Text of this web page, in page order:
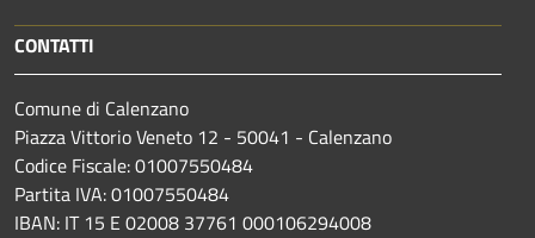
CONTATTI
Comune di Calenzano
Piazza Vittorio Veneto 12 - 50041 - Calenzano
Codice Fiscale: 01007550484
Partita IVA: 01007550484
IBAN: IT 15 E 02008 37761 000106294008